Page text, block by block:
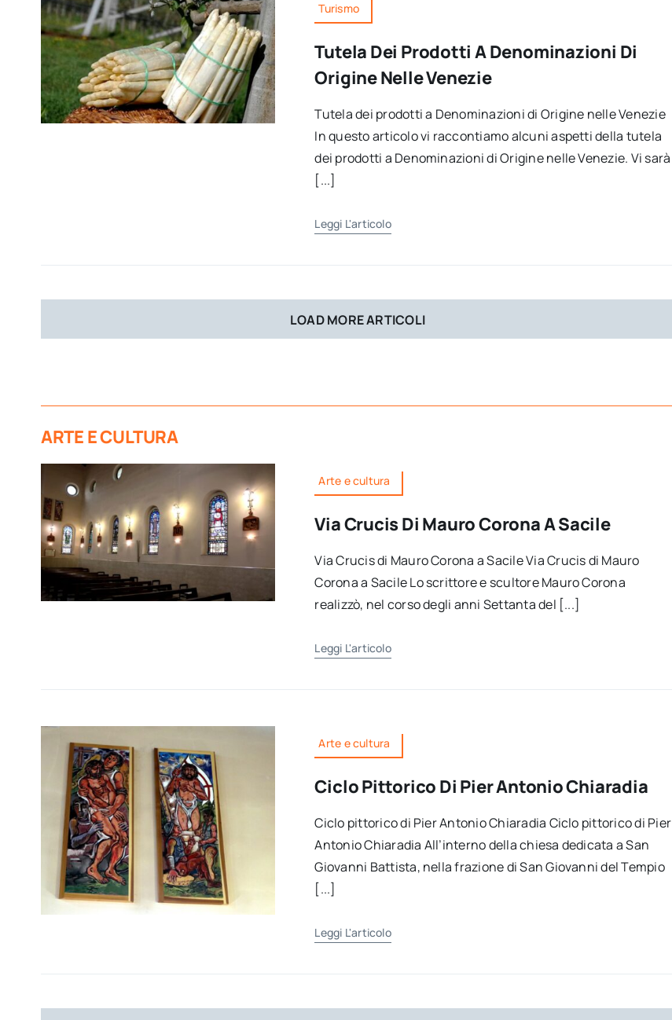
Turismo
Tutela Dei Prodotti A Denominazioni Di
Origine Nelle Venezie
Tutela dei prodotti a Denominazioni di Origine nelle Venezie
In questo articolo vi raccontiamo alcuni aspetti della tutela
dei prodotti a Denominazioni di Origine nelle Venezie. Vi sarà
[...]
Leggi L'articolo
LOAD MORE ARTICOLI
ARTE E CULTURA
Arte e cultura
Via Crucis Di Mauro Corona A Sacile
Via Crucis di Mauro Corona a Sacile Via Crucis di Mauro
Corona a Sacile Lo scrittore e scultore Mauro Corona
realizzò, nel corso degli anni Settanta del [...]
Leggi L'articolo
Arte e cultura
Ciclo Pittorico Di Pier Antonio Chiaradia
Ciclo pittorico di Pier Antonio Chiaradia Ciclo pittorico di Pier
Antonio Chiaradia All’interno della chiesa dedicata a San
Giovanni Battista, nella frazione di San Giovanni del Tempio
[...]
Leggi L'articolo